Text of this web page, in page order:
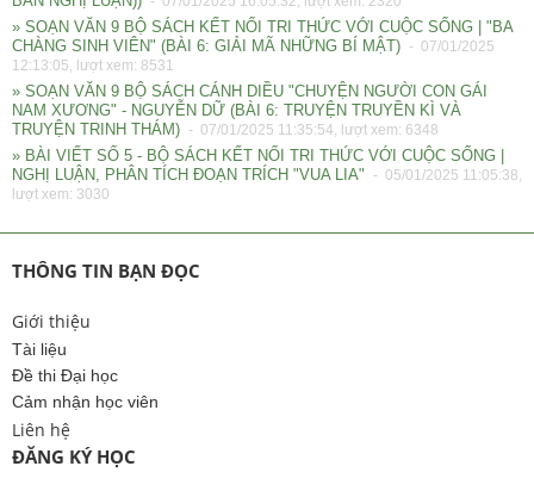
» SOẠN VĂN 9 BỘ SÁCH KẾT NỐI TRI THỨC VỚI CUỘC SỐNG | "BA
CHÀNG SINH VIÊN" (BÀI 6: GIẢI MÃ NHỮNG BÍ MẬT) - 07/01/2025
12:13:05, lượt xem: 8531
» SOẠN VĂN 9 BỘ SÁCH CÁNH DIỀU "CHUYỆN NGƯỜI CON GÁI
NAM XƯƠNG" - NGUYỄN DỮ (BÀI 6: TRUYỆN TRUYỀN KÌ VÀ
TRUYỆN TRINH THÁM) - 07/01/2025 11:35:54, lượt xem: 6348
» BÀI VIẾT SỐ 5 - BỘ SÁCH KẾT NỐI TRI THỨC VỚI CUỘC SỐNG |
NGHỊ LUẬN, PHÂN TÍCH ĐOẠN TRÍCH "VUA LIA"
- 05/01/2025 11:05:38,
lượt xem: 3030
THÔNG TIN BẠN ĐỌC
Giới thiệu
Tài liệu
Đề thi Đại học
Cảm nhận học viên
Liên hệ
ĐĂNG KÝ HỌC